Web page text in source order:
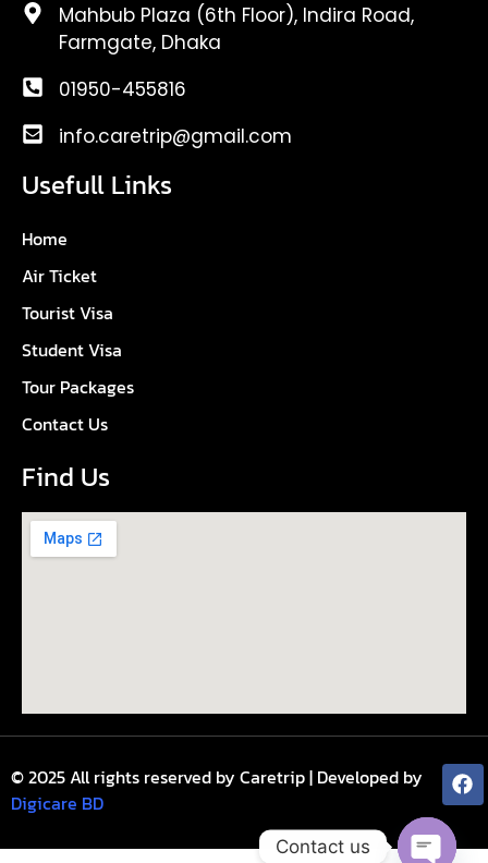
Mahbub Plaza (6th Floor), Indira Road,
Farmgate, Dhaka
01950-455816
info.caretrip@gmail.com
Usefull Links
Home
Air Ticket
Tourist Visa
Student Visa
Tour Packages
Contact Us
Find Us
© 2025 All rights reserved by Caretrip | Developed by
Digicare BD
Contact us